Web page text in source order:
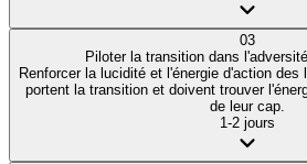
03
Piloter la transition dans l'adversité
Renforcer la lucidité et l'énergie d'action des
portent la transition et doivent trouver
de leur cap.
1-2 jours